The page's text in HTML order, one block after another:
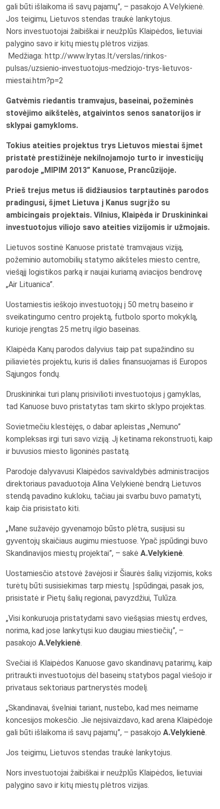
gali būti išlaikoma iš savų pajamų”, – pasakojo A.Velykienė.
Jos teigimu, Lietuvos stendas traukė lankytojus.
Nors investuotojai žaibiškai ir neužplūs Klaipėdos, lietuviai
palygino savo ir kitų miestų plėtros vizijas.
Medžiaga: http://www.lrytas.lt/verslas/rinkos-
pulsas/uzsienio-investuotojus-medziojo-trys-lietuvos-
miestai.htm?p=2
Gatvėmis riedantis tramvajus, baseinai, požeminės
stovėjimo aikštelės, atgaivintos senos sanatorijos ir
sklypai gamykloms.
Tokius ateities projektus trys Lietuvos miestai šįmet
pristatė prestižinėje nekilnojamojo turto ir investicijų
parodoje „MIPIM 2013” Kanuose, Prancūzijoje.
Prieš trejus metus iš didžiausios tarptautinės parodos
pradingusi, šįmet Lietuva į Kanus sugrįžo su
ambicingais projektais. Vilnius, Klaipėda ir Druskininkai
investuotojus viliojo savo ateities vizijomis ir užmojais.
Lietuvos sostinė Kanuose pristatė tramvajaus viziją,
požeminio automobilių statymo aikšteles miesto centre,
viešąjį logistikos parką ir naujai kuriamą aviacijos bendrovę
„Air Lituanica”.
Uostamiestis ieškojo investuotojų į 50 metrų baseino ir
sveikatingumo centro projektą, futbolo sporto mokyklą,
kurioje įrengtas 25 metrų ilgio baseinas.
Klaipėda Kanų parodos dalyvius taip pat supažindino su
piliavietės projektu, kuris iš dalies finansuojamas iš Europos
Sąjungos fondų.
Druskininkai turi planų prisivilioti investuotojus į gamyklas,
tad Kanuose buvo pristatytas tam skirto sklypo projektas.
Sovietmečiu klestėjęs, o dabar apleistas „Nemuno”
kompleksas irgi turi savo viziją. Jį ketinama rekonstruoti, kaip
ir buvusios miesto ligoninės pastatą.
Parodoje dalyvavusi Klaipėdos savivaldybės administracijos
direktoriaus pavaduotoja Alina Velykienė bendrą Lietuvos
stendą pavadino kukloku, tačiau jai svarbu buvo pamatyti,
kaip čia prisistato kiti.
„Mane sužavėjo gyvenamojo būsto plėtra, susijusi su
gyventojų skaičiaus augimu miestuose. Ypač įspūdingi buvo
Skandinavijos miestų projektai”, – sakė A.Velykienė.
Uostamiesčio atstovė žavėjosi ir Šiaurės šalių vizijomis, koks
turėtų būti susisiekimas tarp miestų. Įspūdingai, pasak jos,
prisistatė ir Pietų šalių regionai, pavyzdžiui, Tulūza.
„Visi konkuruoja pristatydami savo viešąsias miestų erdves,
norima, kad jose lankytųsi kuo daugiau miestiečių”, –
pasakojo A.Velykienė.
Svečiai iš Klaipėdos Kanuose gavo skandinavų patarimų, kaip
pritraukti investuotojus dėl baseinų statybos pagal viešojo ir
privataus sektoriaus partnerystės modelį.
„Skandinavai, švelniai tariant, nustebo, kad mes neimame
koncesijos mokesčio. Jie neįsivaizdavo, kad arena Klaipėdoje
gali būti išlaikoma iš savų pajamų”, – pasakojo A.Velykienė.
Jos teigimu, Lietuvos stendas traukė lankytojus.
Nors investuotojai žaibiškai ir neužplūs Klaipėdos, lietuviai
palygino savo ir kitų miestų plėtros vizijas.